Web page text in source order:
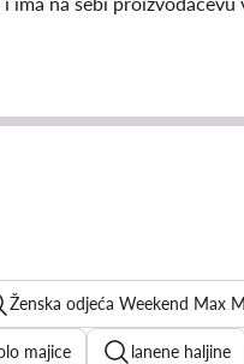
Ženska odjeća Weekend Max
majice lanene haljine